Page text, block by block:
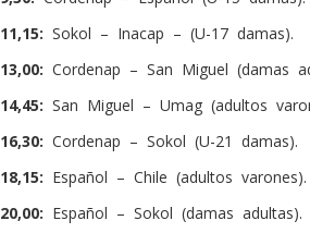
11,15: Sokol – Inacap – (U-17 damas).
13,00: Cordenap – San Miguel (damas
14,45: San Miguel – Umag (adultos
16,30: Cordenap – Sokol (U-21 damas).
18,15: Español – Chile (adultos varones).
20,00: Español – Sokol (damas adultas).